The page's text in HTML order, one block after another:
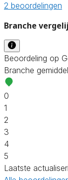
2 beoordelingen
Branche
Beoordeling op
Branche
0
1
2
3
4
5
Laatste